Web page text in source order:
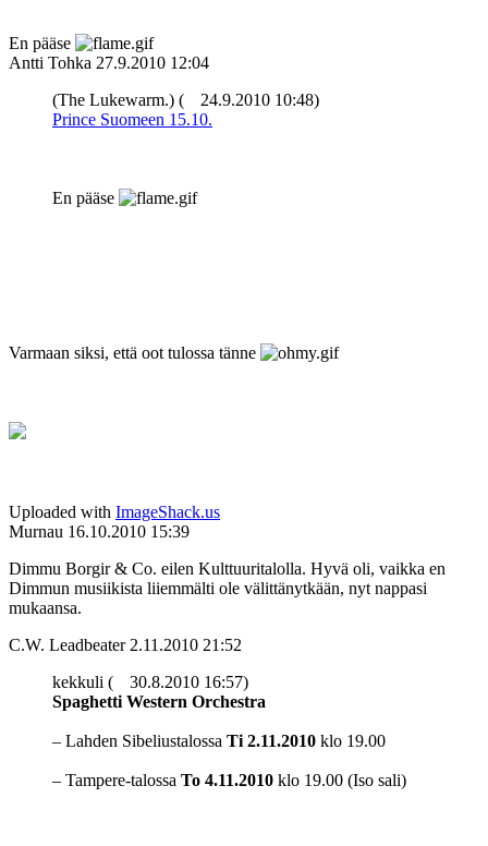
En pääse
Antti Tohka 27.9.2010 12:04
(The Lukewarm.) (
24.9.2010 10:48)
Prince Suomeen 15.10.
En pääse
Varmaan siksi, että oot tulossa tänne
Uploaded with ImageShack.us
Murnau 16.10.2010 15:39
Dimmu Borgir & Co. eilen Kulttuuritalolla. Hyvä oli, vaikka en
Dimmun musiikista liiemmälti ole välittänytkään, nyt nappasi
mukaansa.
C.W. Leadbeater 2.11.2010 21:52
kekkuli (
30.8.2010 16:57)
Spaghetti Western Orchestra
– Lahden Sibeliustalossa Ti 2.11.2010 klo 19.00
– Tampere-talossa To 4.11.2010 klo 19.00 (Iso sali)